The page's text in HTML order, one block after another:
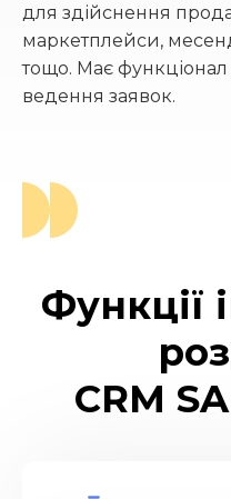
для здійснення
маркетплейси,
тощо. Має функціонал
ведення заявок.
Функції
CRM